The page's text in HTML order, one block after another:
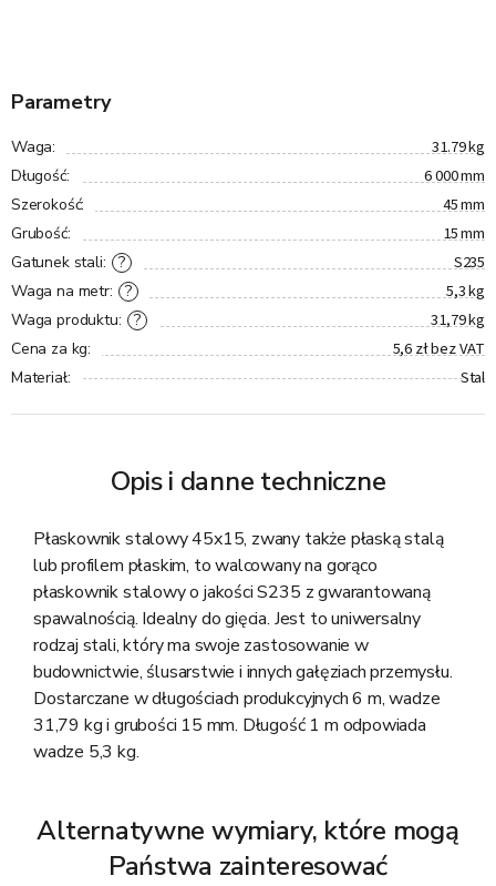
Parametry
Waga: 31.79 kg
Długość: 6 000 mm
Szerokość: 45 mm
Grubość: 15 mm
?
Gatunek stali: S235
?
Waga na metr: 5,3 kg
?
Waga produktu: 31,79 kg
Cena za kg: 5,6 zł bez VAT
Materiał: Stal
Opis i danne techniczne
Płaskownik stalowy 45x15, zwany także płaską stalą
lub profilem płaskim, to walcowany na gorąco
płaskownik stalowy o jakości S235 z gwarantowaną
spawalnością. Idealny do gięcia. Jest to uniwersalny
rodzaj stali, który ma swoje zastosowanie w
budownictwie, ślusarstwie i innych gałęziach przemysłu.
Dostarczane w długościach produkcyjnych 6 m, wadze
31,79 kg i grubości 15 mm. Długość 1 m odpowiada
wadze 5,3 kg.
Alternatywne wymiary, które mogą
Państwa zainteresować